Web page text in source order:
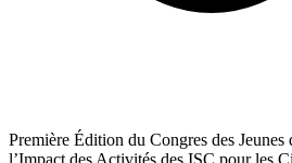
Première Édition du Congres des